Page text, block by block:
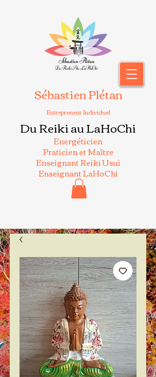
Sébastien Plétan
Entrepreneur Individuel
Du Reiki au LaHoChi
Energéticien
Praticien et Maître
Enseignant Reiki Usui
Enseignant LaHoChi